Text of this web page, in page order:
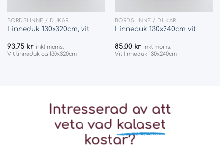
BORDSLINNE / DUKAR
Linneduk 130x320cm, vit
93,75 kr inkl moms.
Vit linneduk ca 130x320cm
BORDSLINNE / DUKAR
Linneduk 130x240cm vit
85,00 kr inkl moms.
Vit linneduk 130x240cm
Intresserad av att
veta vad kalaset
kostar?